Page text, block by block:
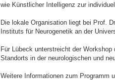
wie Künstlicher Intelligenz zur
Die lokale Organisation liegt bei Prof.
Instituts für Neurogenetik an der
Für Lübeck unterstreicht der
Standorts in der neurologischen und
Weitere Informationen zum Programm